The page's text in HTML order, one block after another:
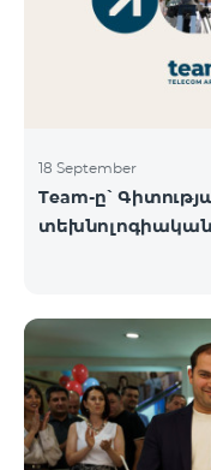
18 September
Team-ը՝
տեխնոլոգիական